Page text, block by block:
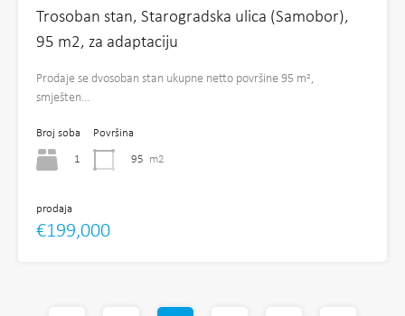
Trosoban stan, Starogradska ulica (Samobor),
95 m2, za adaptaciju
Prodaje se dvosoban stan ukupne netto površine 95 m²,
smješten…
Broj soba
1
Površina
95 m2
prodaja
€199,000